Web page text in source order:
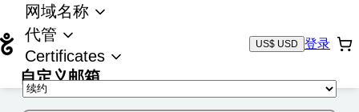
网域名称
代管
Certificates
自定义邮箱
US$ USD 登录